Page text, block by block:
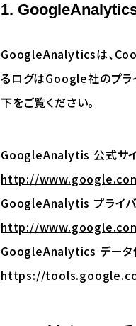
1.
GoogleAnalyticsは、
るログはGoogle社のプラ
下をご覧ください。
GoogleAnalytis 公式サ
http://
GoogleAnalytis プライバ
http://
GoogleAnalytics データ
https://